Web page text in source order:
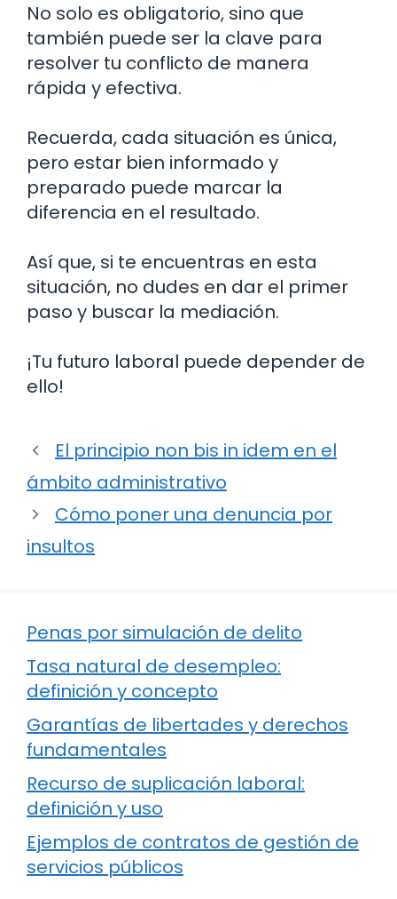
No solo es obligatorio, sino que
también puede ser la clave para
resolver tu conflicto de manera
rápida y efectiva.
Recuerda, cada situación es única,
pero estar bien informado y
preparado puede marcar la
diferencia en el resultado.
Así que, si te encuentras en esta
situación, no dudes en dar el primer
paso y buscar la mediación.
¡Tu futuro laboral puede depender de
ello!
El principio non bis in idem en el
ámbito administrativo
Cómo poner una denuncia por
insultos
Penas por simulación de delito
Tasa natural de desempleo:
definición y concepto
Garantías de libertades y derechos
fundamentales
Recurso de suplicación laboral:
definición y uso
Ejemplos de contratos de gestión de
servicios públicos